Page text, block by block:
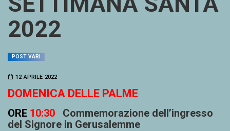
2022
POST VARI
12 APRILE 2022
DOMENICA DELLE PALME
ORE 10:30 Commemorazione dell’ingresso
del Signore in Gerusalemme